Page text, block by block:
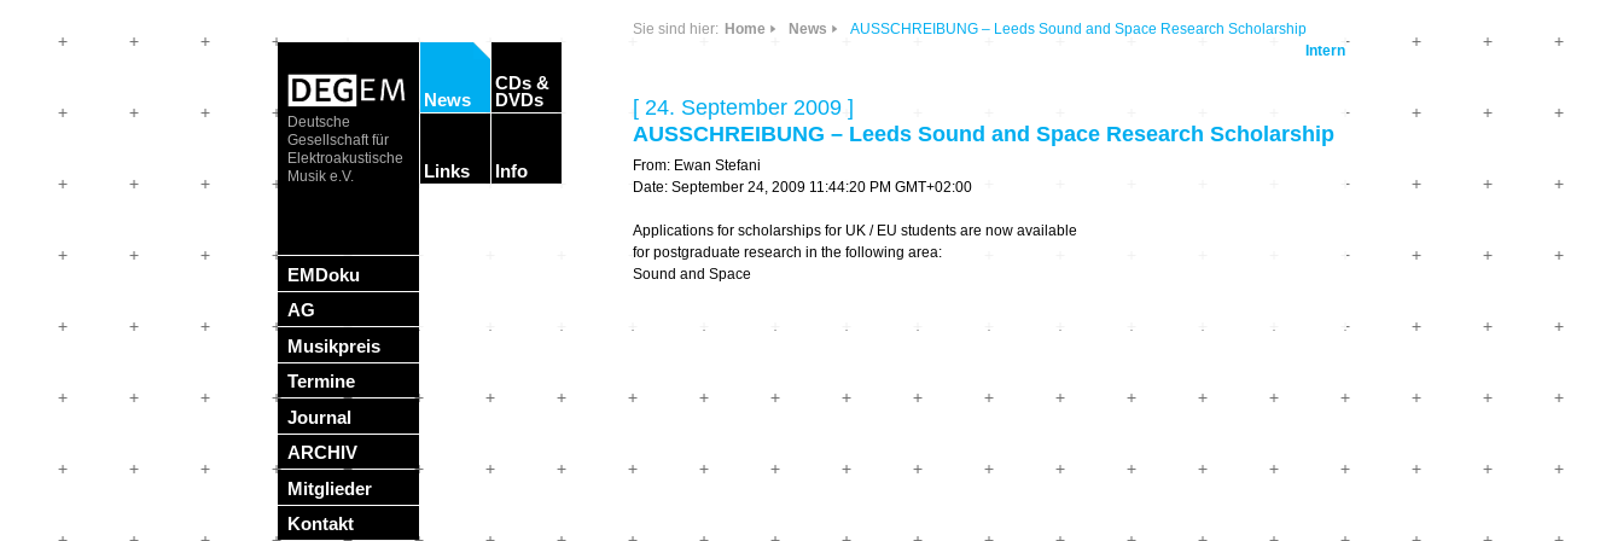
Deutsche
Gesellschaft für
Elektroakustische
Musik e.V.
EMDoku
AG
Musikpreis
Termine
Journal
ARCHIV
Mitglieder
Kontakt
News
CDs &
DVDs
Sonic Planet
Allegro Praestat
– Ecological
Links
Forschung
Orte & Konzerte
Festivals
Info
Sie sind hier: Home News
AUSSCHREIBUNG – Leeds Sound and Space Research Scholarship
Intern
[ 24. September 2009 ]
AUSSCHREIBUNG – Leeds Sound and Space Research Scholarship
From: Ewan Stefani
Date: September 24, 2009 11:44:20 PM GMT+02:00
Applications for scholarships for UK / EU students are now available
for postgraduate research in the following area:
Sound and Space